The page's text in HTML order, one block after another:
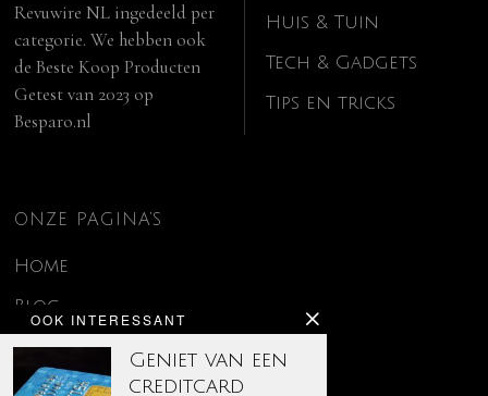
OOK INTERESSANT
Geniet van een
creditcard
Revuwire NL ingedeeld per
categorie. We hebben ook
deBeste Koop Producten
Getest van 2023 op
Besparo.nl
Huis & Tuin
Tech & Gadgets
Tips en tricks
ONZE PAGINA’S
Home
Blog
Contact
Disclaimer